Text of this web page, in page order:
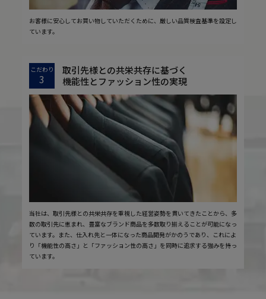
お客様に安心してお買い物していただくために、厳しい品質検査基準を設定し
ています。
こだわり
3
取引先様との共栄共存に基づく
機能性とファッション性の実現
当社は、取引先様との共栄共存を重視した経営姿勢を貫いてきたことから、多
数の取引先に恵まれ、豊富なブランド商品を多数取り揃えることが可能になっ
ています。また、仕入れ先と一体になった商品開発がかのうであり、これによ
り「機能性の高さ」と「ファッション性の高さ」を同時に追求する強みを持っ
ています。